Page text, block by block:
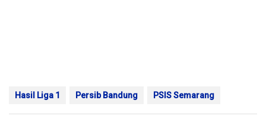
Hasil Liga 1 Persib Bandung PSIS Semarang